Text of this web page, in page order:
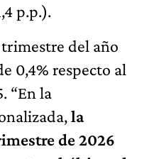
p.p.).
del año
0,4% respecto al
“En la
la
de 2026